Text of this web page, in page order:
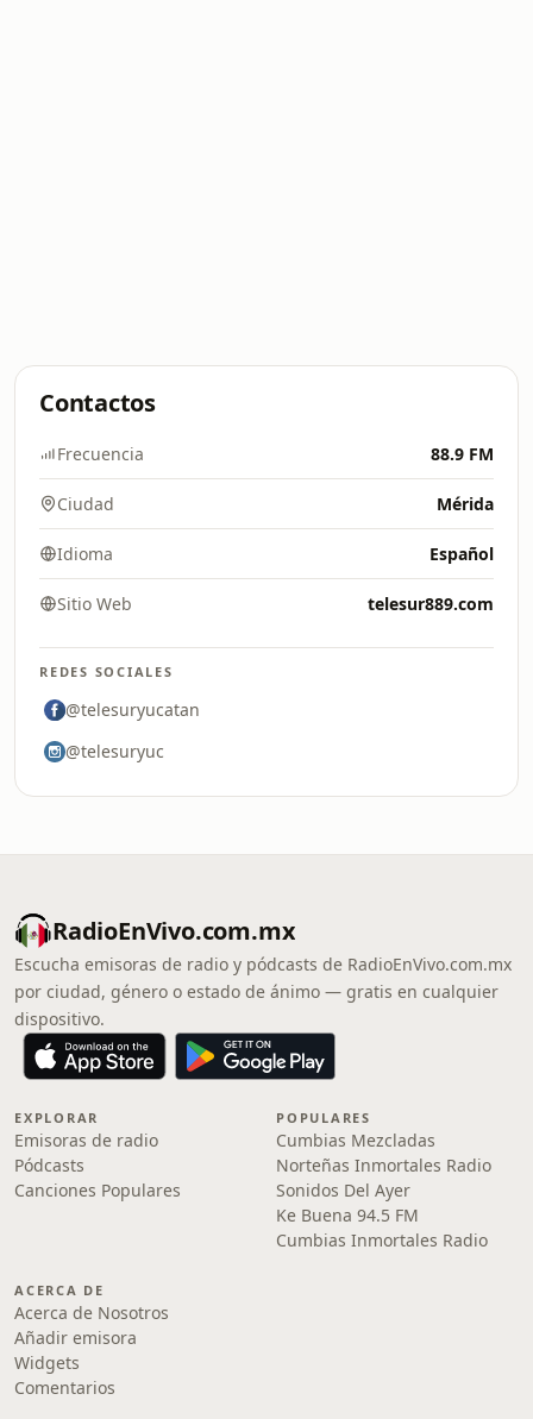
Contactos
Frecuencia 88.9 FM
Ciudad Mérida
Idioma Español
Sitio Web telesur889.com
REDES SOCIALES
@telesuryucatan
@telesuryuc
RadioEnVivo.com.mx
Escucha emisoras de radio y pódcasts de RadioEnVivo.com.mx
por ciudad, género o estado de ánimo — gratis en cualquier
dispositivo.
EXPLORAR
Emisoras de radio
Pódcasts
Canciones Populares
POPULARES
Cumbias Mezcladas
Norteñas Inmortales Radio
Sonidos Del Ayer
Ke Buena 94.5 FM
Cumbias Inmortales Radio
ACERCA DE
Acerca de Nosotros
Añadir emisora
Widgets
Comentarios